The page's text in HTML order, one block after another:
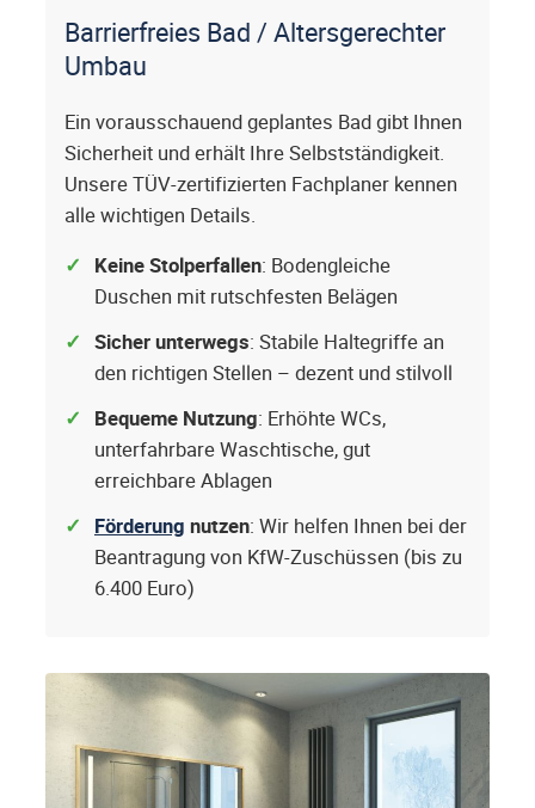
Barrierfreies Bad / Altersgerechter
Umbau
Ein vorausschauend geplantes Bad gibt Ihnen
Sicherheit und erhält Ihre Selbstständigkeit.
Unsere TÜV-zertifizierten Fachplaner kennen
alle wichtigen Details.
Keine Stolperfallen: Bodengleiche
Duschen mit rutschfesten Belägen
Sicher unterwegs: Stabile Haltegriffe an
den richtigen Stellen – dezent und stilvoll
Bequeme Nutzung: Erhöhte WCs,
unterfahrbare Waschtische, gut
erreichbare Ablagen
Förderung nutzen: Wir helfen Ihnen bei der
Beantragung von KfW-Zuschüssen (bis zu
6.400 Euro)